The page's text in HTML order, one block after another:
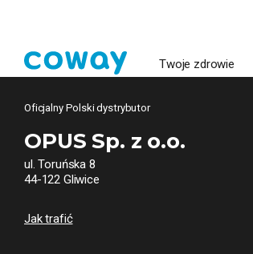
Twoje zdrowie
Oficjalny Polski dystrybutor
OPUS Sp. z o.o.
ul. Toruńska 8
44-122 Gliwice
Jak trafić